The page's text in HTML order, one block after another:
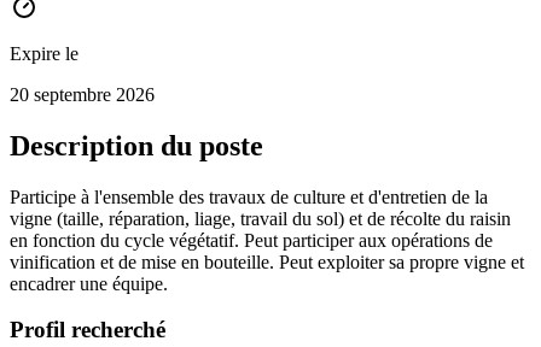
Expire le
20 septembre 2026
Description du poste
Participe à l'ensemble des travaux de culture et d'entretien de la
vigne (taille, réparation, liage, travail du sol) et de récolte du raisin
en fonction du cycle végétatif. Peut participer aux opérations de
vinification et de mise en bouteille. Peut exploiter sa propre vigne et
encadrer une équipe.
Profil recherché